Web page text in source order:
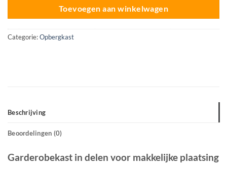
Toevoegen aan winkelwagen
Categorie:Opbergkast
Beschrijving
Beoordelingen (0)
Garderobekast in delen voor makkelijke plaatsing